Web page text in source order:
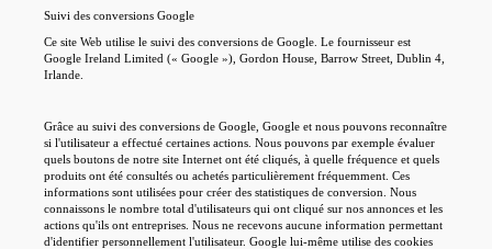
Suivi des conversions Google
Ce site Web utilise le suivi des conversions de Google. Le fournisseur est
Google Ireland Limited (« Google »), Gordon House, Barrow Street, Dublin 4,
Irlande.
Grâce au suivi des conversions de Google, Google et nous pouvons reconnaître
si l'utilisateur a effectué certaines actions. Nous pouvons par exemple évaluer
quels boutons de notre site Internet ont été cliqués, à quelle fréquence et quels
produits ont été consultés ou achetés particulièrement fréquemment. Ces
informations sont utilisées pour créer des statistiques de conversion. Nous
connaissons le nombre total d'utilisateurs qui ont cliqué sur nos annonces et les
actions qu'ils ont entreprises. Nous ne recevons aucune information permettant
d'identifier personnellement l'utilisateur. Google lui-même utilise des cookies